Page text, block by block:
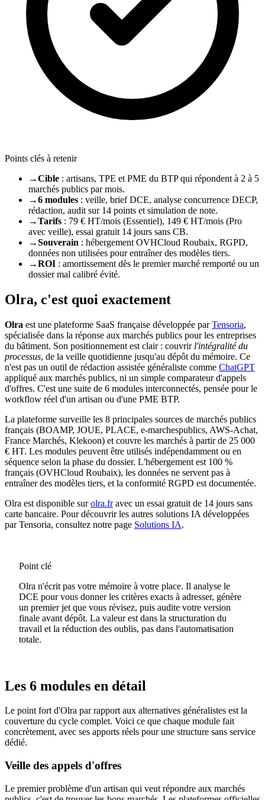
Points clés à retenir
→Cible : artisans, TPE et PME du BTP qui répondent à 2 à 5
marchés publics par mois.
→6 modules : veille, brief DCE, analyse concurrence DECP,
rédaction, audit sur 14 points et simulation de note.
→Tarifs : 79 € HT/mois (Essentiel), 149 € HT/mois (Pro
avec veille), essai gratuit 14 jours sans CB.
→Souverain : hébergement OVHCloud Roubaix, RGPD,
données non utilisées pour entraîner des modèles tiers.
→ROI : amortissement dès le premier marché remporté ou un
dossier mal calibré évité.
Olra, c'est quoi exactement
Olra est une plateforme SaaS française développée parTensoria,
spécialisée dans la réponse aux marchés publics pour les entreprises
du bâtiment. Son positionnement est clair : couvrir l'intégralité du
processus, de la veille quotidienne jusqu'au dépôt du mémoire. Ce
n'est pas un outil de rédaction assistée généraliste comme ChatGPT
appliqué aux marchés publics, ni un simple comparateur d'appels
d'offres. C'est une suite de 6 modules interconnectés, pensée pour le
workflow réel d'un artisan ou d'une PME BTP.
La plateforme surveille les 8 principales sources de marchés publics
français (BOAMP, JOUE, PLACE, e-marchespublics, AWS-Achat,
France Marchés, Klekoon) et couvre les marchés à partir de 25 000
€ HT. Les modules peuvent être utilisés indépendamment ou en
séquence selon la phase du dossier. L'hébergement est 100 %
français (OVHCloud Roubaix), les données ne servent pas à
entraîner des modèles tiers, et la conformité RGPD est documentée.
Olra est disponible surolra.fravec un essai gratuit de 14 jours sans
carte bancaire. Pour découvrir les autres solutions IA développées
par Tensoria, consultez notre page Solutions IA.
Point clé
Olra n'écrit pas votre mémoire à votre place. Il analyse le
DCE pour vous donner les critères exacts à adresser, génère
un premier jet que vous révisez, puis audite votre version
finale avant dépôt. La valeur est dans la structuration du
travail et la réduction des oublis, pas dans l'automatisation
totale.
Les 6 modules en détail
Le point fort d'Olra par rapport aux alternatives généralistes est la
couverture du cycle complet. Voici ce que chaque module fait
concrètement, avec ses apports réels pour une structure sans service
dédié.
Veille des appels d'offres
Le premier problème d'un artisan qui veut répondre aux marchés